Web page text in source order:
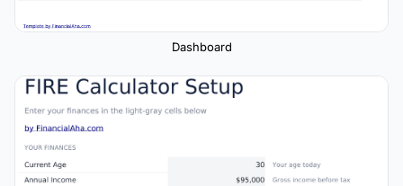
Dashboard